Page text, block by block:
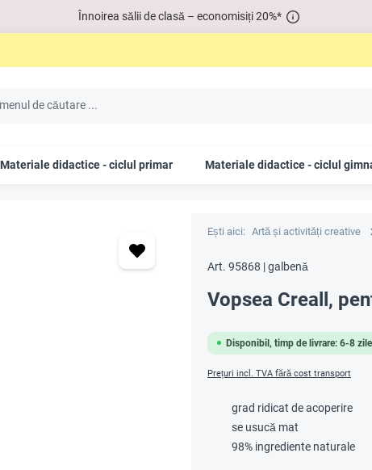
Înnoirea sălii de clasă – economisiți 20%*
Materiale didactice - ciclul primar Materiale didactice - ciclul
Ești aici: Artă și activități creative
Art. 95868 | galbenă
Vopsea Creall,
Disponibil, timp de livrare: 6-8
Prețuri incl. TVA fără cost transport
grad ridicat de acoperire
se usucă mat
98% ingrediente naturale